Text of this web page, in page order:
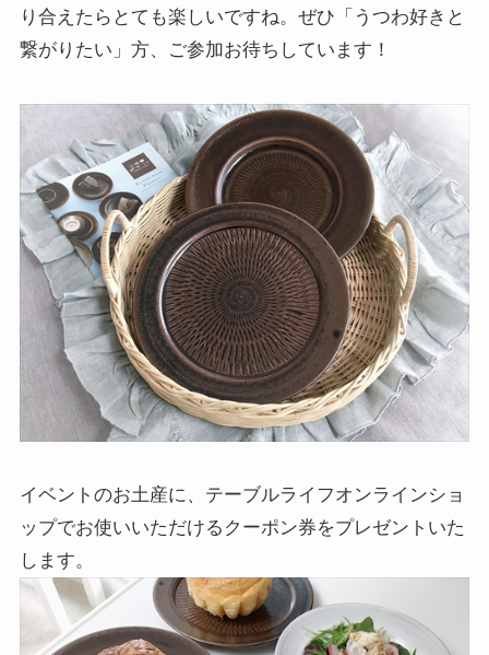
り合えたらとても楽しいですね。ぜひ「うつわ好きと
繋がりたい」方、ご参加お待ちしています！
イベントのお土産に、テーブルライフオンラインショ
ップでお使いいただけるクーポン券をプレゼントいた
します。